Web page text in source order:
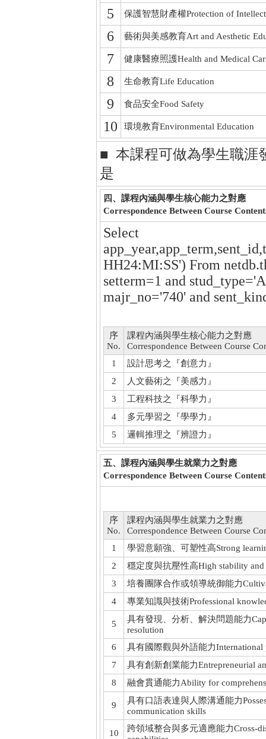
5 保護智慧財產權Protection of
6 藝術與美感教育Art and Aesthetic
7 健康醫療照護Health and Medical
8 生命教育Life Education
9 食品安全Food Safety
10 環境教育Environmental Education
■ 本課程可做為學生職涯
是
四、課程內涵與學生核心能力之對應
Correspondence Between Course
Select
HH24:MI:SS') From
setterm=1 and
majr_no='740' and
序
No.
課程內涵與學生核心能力之對應
Correspondence Between Course
1
設計思考之『創意力』
2
人文藝術之『美感力』
3
工程科技之『科學力』
4
多元學習之『學學力』
5
邏輯推理之『辨證力』
五、課程內涵與學生就業力之對應
Correspondence Between Course
序
No.
課程內涵與學生就業力之對應
Correspondence Between Course
1
學習意願強、可塑性高Strong
2
穩定度與抗壓性高High stability and
3
培養團隊合作或領導統御能力
4
專業知識與技術Professional
5
具有發現、分析、解決問題能力
resolution
6
具有國際觀與外語能力International
7
具有創新創業能力Entrepreneurial
8
融會貫通能力Ability for
9
具有口語表達與人際溝通能力
communication skills
10
跨領域整合與多元適應能力Cross-